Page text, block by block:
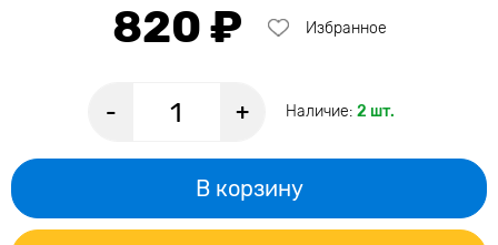
820 ₽ Избранное
- + Наличие: 2 шт.
В корзину